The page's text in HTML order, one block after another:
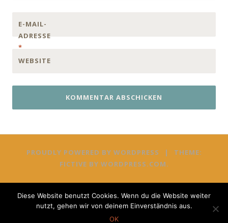
E-MAIL-
ADRESSE
*
WEBSITE
PROUDLY POWERED BY WORDPRESS |
THEME:
FICTIVE BY WORDPRESS.COM.
Diese Website benutzt Cookies. Wenn du die Website weiter
nutzt, gehen wir von deinem Einverständnis aus.
OK